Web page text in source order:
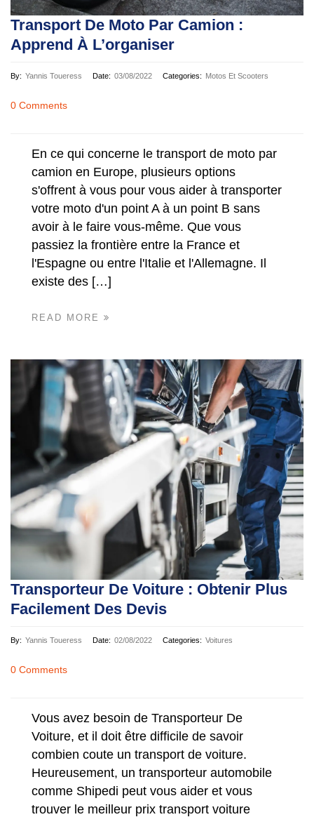
Transport De Moto Par Camion :
Apprend À L’organiser
By: Yannis Toueress Date: 03/08/2022 Categories: Motos Et Scooters
0 Comments
En ce qui concerne le transport de moto par
camion en Europe, plusieurs options
s'offrent à vous pour vous aider à transporter
votre moto d'un point A à un point B sans
avoir à le faire vous-même. Que vous
passiez la frontière entre la France et
l'Espagne ou entre l'Italie et l'Allemagne. Il
existe des […]
READ MORE
Transporteur De Voiture : Obtenir Plus
Facilement Des Devis
By: Yannis Toueress Date: 02/08/2022 Categories: Voitures
0 Comments
Vous avez besoin de Transporteur De
Voiture, et il doit être difficile de savoir
combien coute un transport de voiture.
Heureusement, un transporteur automobile
comme Shipedi peut vous aider et vous
trouver le meilleur prix transport voiture